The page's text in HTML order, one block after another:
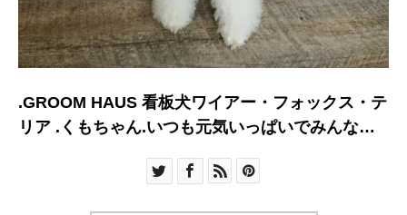
.GROOM HAUS 看板犬ワイアー・フォックス・テ
リア .くもちゃん️.いつも元気いっぱいでみんなを
張ってくれましたよー ..GROOM HAUS松江市乃